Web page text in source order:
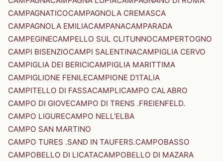
CAMPAGNATICOCAMPAGNOLA CREMASCA
CAMPAGNOLA EMILIACAMPANACAMPARADA
CAMPEGINECAMPELLO SUL CLITUNNOCAMPERTOGNO
CAMPI BISENZIOCAMPI SALENTINACAMPIGLIA CERVO
CAMPIGLIA DEI BERICICAMPIGLIA MARITTIMA
CAMPIGLIONE FENILECAMPIONE D'ITALIA
CAMPITELLO DI FASSACAMPLICAMPO CALABRO
CAMPO DI GIOVECAMPO DI TRENS .FREIENFELD.
CAMPO LIGURECAMPO NELL'ELBA
CAMPO SAN MARTINO
CAMPO TURES .SAND IN TAUFERS.CAMPOBASSO
CAMPOBELLO DI LICATACAMPOBELLO DI MAZARA